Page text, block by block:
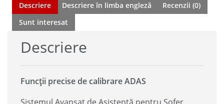
Descriere Descriere în limba engleză
Recenzii (0)
Sunt interesat
Descriere
Funcții precise de calibrare ADAS